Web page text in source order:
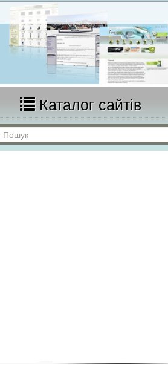
Каталог сайтів